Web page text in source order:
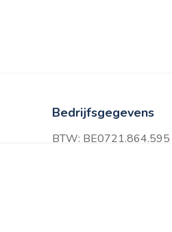
Bedrijfsgegevens
BTW: BE0721.864.595